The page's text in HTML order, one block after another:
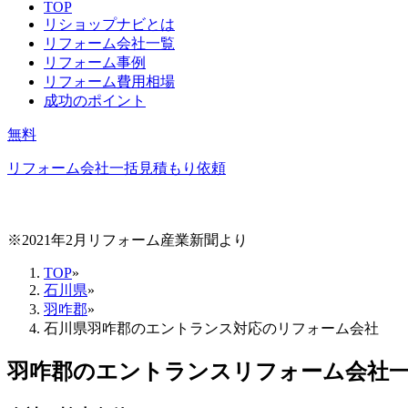
TOP
リショップナビとは
リフォーム会社一覧
リフォーム事例
リフォーム費用相場
成功のポイント
無料
リフォーム会社一括見積もり依頼
※2021年2月リフォーム産業新聞より
TOP»
石川県»
羽咋郡»
石川県羽咋郡のエントランス対応のリフォーム会社
羽咋郡のエントランスリフォーム会社